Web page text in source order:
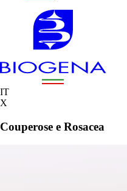
IT
X
Couperose e Rosacea